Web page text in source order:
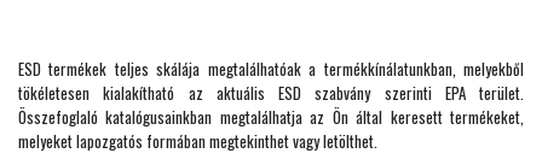
ESD termékek teljes skálája megtalálhatóak a termékkínálatunkban, melyekből
tökéletesen kialakítható az aktuális ESD szabvány szerinti EPA terület.
Összefoglaló katalógusainkban megtalálhatja az Ön által keresett termékeket,
melyeket lapozgatós formában megtekinthet vagy letölthet.